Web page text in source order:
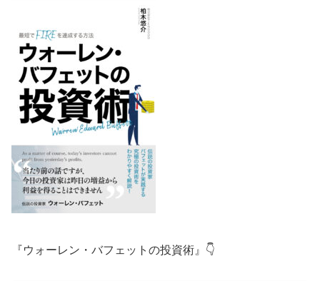
『ウォーレン・バフェットの投資術』👇